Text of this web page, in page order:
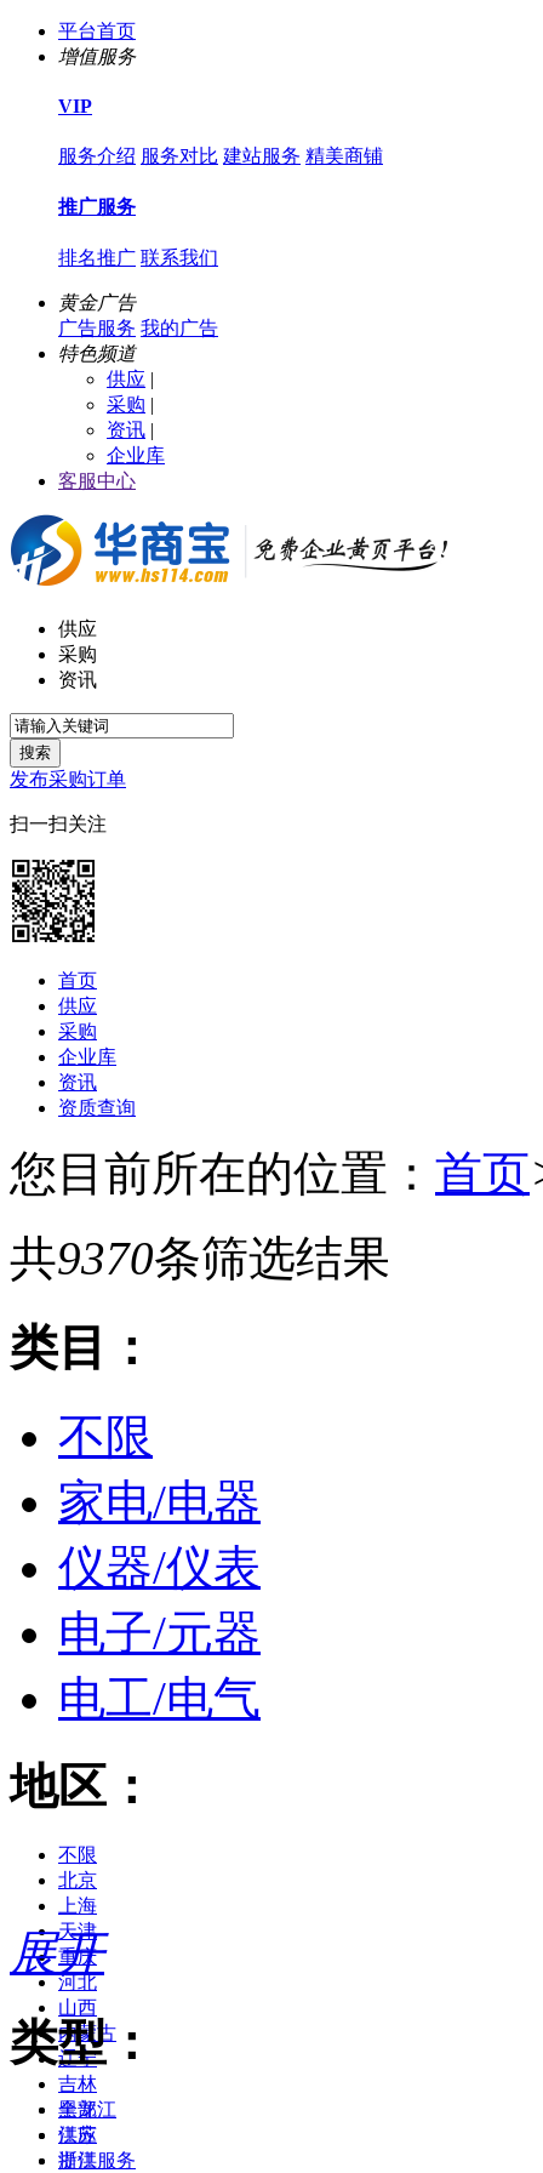
平台首页
增值服务
VIP
服务介绍 服务对比 建站服务 精美商铺
推广服务
排名推广 联系我们
黄金广告
广告服务 我的广告
特色频道
供应 |
采购 |
资讯 |
企业库
客服中心
供应
采购
资讯
搜索
发布采购订单
扫一扫关注
首页
供应
采购
企业库
资讯
资质查询
您目前所在的位置： 首页
共9370条筛选结果
类目：
不限
家电/电器
仪器/仪表
电子/元器
电工/电气
地区：
不限
北京
上海
天津
重庆
河北
山西
内蒙古
辽宁
吉林
黑龙江
江苏
浙江
展开
类型：
全部
供应
提供服务